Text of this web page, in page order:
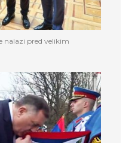
nalazi pred velikim